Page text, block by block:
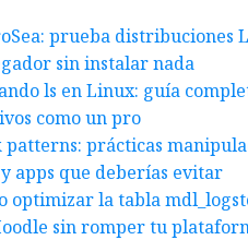
prueba distribuciones
sin instalar nada
ls en Linux: guía
como un pro
patterns: prácticas
apps que deberías evitar
optimizar la tabla
sin romper tu